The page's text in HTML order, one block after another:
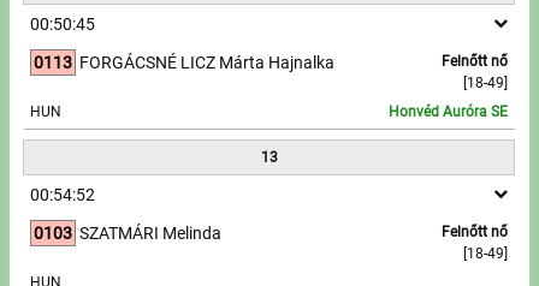
00:50:45
0113
Felnőtt nő
[18-49]
FORGÁCSNÉ LICZ Márta Hajnalka
HUN Honvéd Auróra SE
13
00:54:52
0103
Felnőtt nő
[18-49]
SZATMÁRI Melinda
HUN